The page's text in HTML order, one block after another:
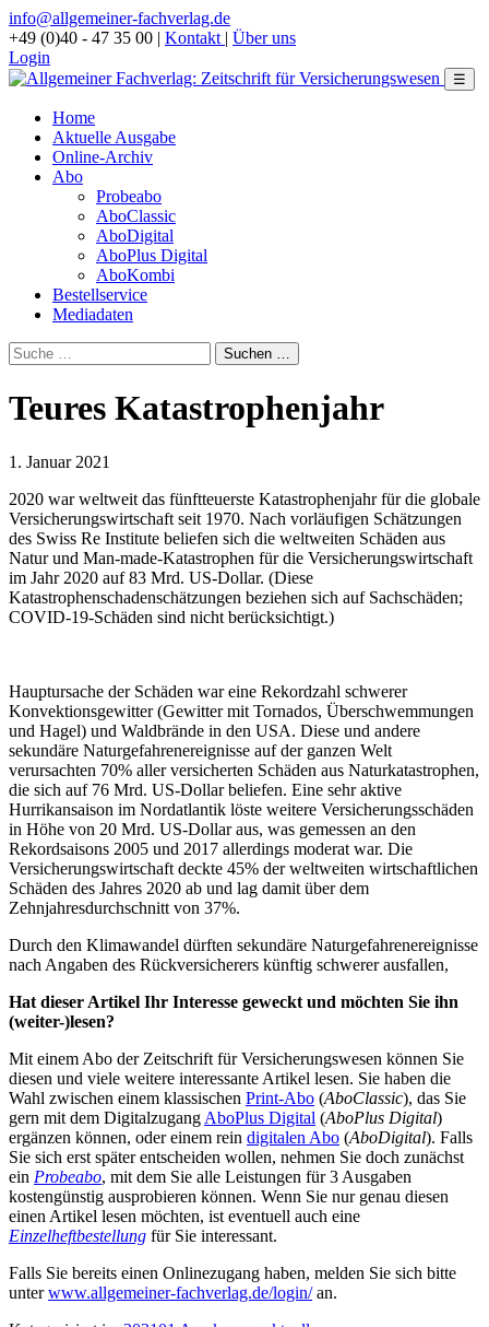
info@allgemeiner-fachverlag.de
+49 (0)40 - 47 35 00 | Kontakt | Über uns
Login
☰
Home
Aktuelle Ausgabe
Online-Archiv
Abo
Probeabo
AboClassic
AboDigital
AboPlus Digital
AboKombi
Bestellservice
Mediadaten
Teures Katastrophenjahr
1. Januar 2021
2020 war weltweit das fünftteuerste Katastrophenjahr für die globale
Versicherungswirtschaft seit 1970. Nach vorläufigen Schätzungen
des Swiss Re Institute beliefen sich die weltweiten Schäden aus
Natur und Man-made-Katastrophen für die Versicherungswirtschaft
im Jahr 2020 auf 83 Mrd. US-Dollar. (Diese
Katastrophenschadenschätzungen beziehen sich auf Sachschäden;
COVID-19-Schäden sind nicht berücksichtigt.)
Hauptursache der Schäden war eine Rekordzahl schwerer
Konvektionsgewitter (Gewitter mit Tornados, Überschwemmungen
und Hagel) und Waldbrände in den USA. Diese und andere
sekundäre Naturgefahrenereignisse auf der ganzen Welt
verursachten 70% aller versicherten Schäden aus Naturkatastrophen,
die sich auf 76 Mrd. US-Dollar beliefen. Eine sehr aktive
Hurrikansaison im Nordatlantik löste weitere Versicherungsschäden
in Höhe von 20 Mrd. US-Dollar aus, was gemessen an den
Rekordsaisons 2005 und 2017 allerdings moderat war. Die
Versicherungswirtschaft deckte 45% der weltweiten wirtschaftlichen
Schäden des Jahres 2020 ab und lag damit über dem
Zehnjahresdurchschnitt von 37%.
Durch den Klimawandel dürften sekundäre Naturgefahrenereignisse
nach Angaben des Rückversicherers künftig schwerer ausfallen,
Hat dieser Artikel Ihr Interesse geweckt und möchten Sie ihn
(weiter-)lesen?
Mit einem Abo der Zeitschrift für Versicherungswesen können Sie
diesen und viele weitere interessante Artikel lesen. Sie haben die
Wahl zwischen einem klassischen Print-Abo (AboClassic), das Sie
gern mit dem Digitalzugang AboPlus Digital (AboPlus Digital)
ergänzen können, oder einem rein digitalen Abo (AboDigital). Falls
Sie sich erst später entscheiden wollen, nehmen Sie doch zunächst
ein Probeabo, mit dem Sie alle Leistungen für 3 Ausgaben
kostengünstig ausprobieren können. Wenn Sie nur genau diesen
einen Artikel lesen möchten, ist eventuell auch eine
Einzelheftbestellung für Sie interessant.
Falls Sie bereits einen Onlinezugang haben, melden Sie sich bitte
unterwww.allgemeiner-fachverlag.de/login/an.